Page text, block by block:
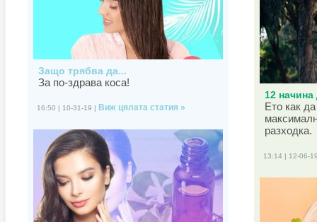
Защо трябва да...
За по-здрава коса!
16:50 | 10-31-19 | Виж цялата статия »
12 начина
Ето как
разходка.
13:14 | 12-06-